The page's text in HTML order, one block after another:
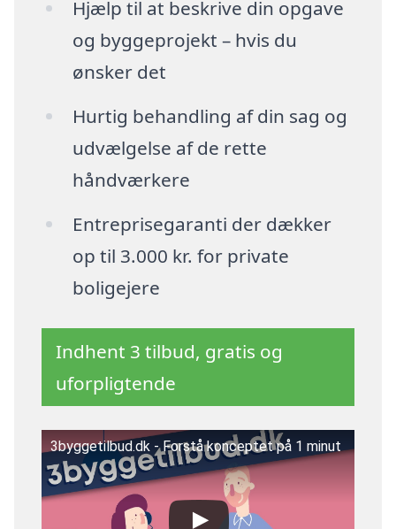
Hjælp til at beskrive din opgave
og byggeprojekt – hvis du
ønsker det
Hurtig behandling af din sag og
udvælgelse af de rette
håndværkere
Entreprisegaranti der dækker
op til 3.000 kr. for private
boligejere
Indhent 3 tilbud, gratis og
uforpligtende
3byggetilbud.dk - Forstå konceptet på 1 minut